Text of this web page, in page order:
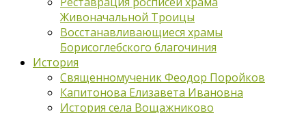
Живоначальной Троицы
Восстанавливающиеся храмы
Борисоглебского благочиния
История
Священномученик Феодор Поройков
Капитонова Елизавета Ивановна
История села Вощажниково